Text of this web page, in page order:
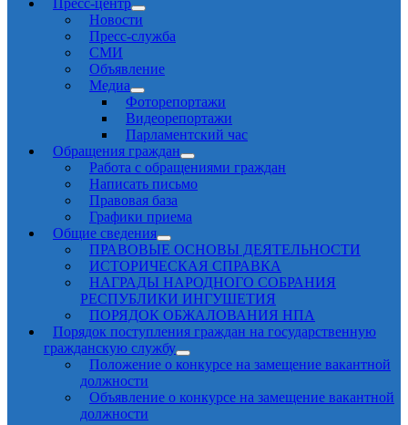
Пресс-центр
Новости
Пресс-служба
СМИ
Объявление
Медиа
Фоторепортажи
Видеорепортажи
Парламентский час
Обращения граждан
Работа с обращениями граждан
Написать письмо
Правовая база
Графики приема
Общие сведения
ПРАВОВЫЕ ОСНОВЫ ДЕЯТЕЛЬНОСТИ
ИСТОРИЧЕСКАЯ СПРАВКА
НАГРАДЫ НАРОДНОГО СОБРАНИЯ
РЕСПУБЛИКИ ИНГУШЕТИЯ
ПОРЯДОК ОБЖАЛОВАНИЯ НПА
Порядок поступления граждан на государственную
гражданскую службу
Положение о конкурсе на замещение вакантной
должности
Объявление о конкурсе на замещение вакантной
должности